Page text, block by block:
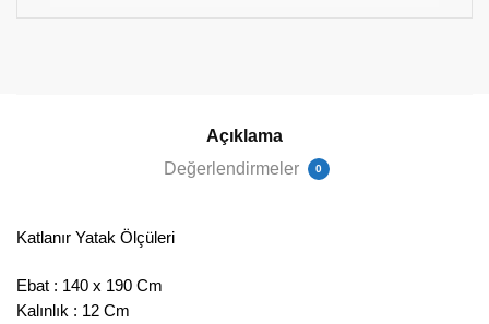
Açıklama
Değerlendirmeler
0
Katlanır Yatak Ölçüleri
Ebat : 140 x 190 Cm
Kalınlık : 12 Cm